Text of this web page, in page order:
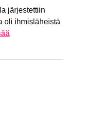
järjestettiin
oli ihmisläheistä